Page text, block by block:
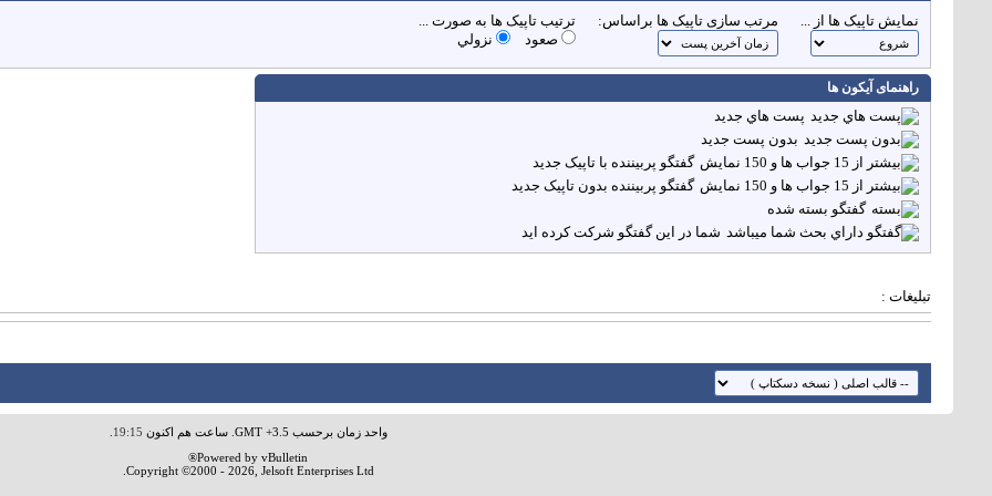
نمایش تاپیک ها از ... مرتب سازی تاپیک ها براساس:
ترتیب تاپیک ها به صورت ...
صعود
نزولي
راهنمای آیکون ها
پست هاي جديد
بدون پست جديد
گفتگو پربيننده با تاپيک جديد
گفتگو پربيننده بدون تاپيک جديد
گفتگو بسته شده
شما در اين گفتگو شرکت کرده ايد
تبلیغات :
واحد زمان برحسب GMT +3.5. ساعت هم اکنون 19:15
Powered by vBulletin®
Copyright ©2000 - 2026, Jelsoft Enterprises Ltd.